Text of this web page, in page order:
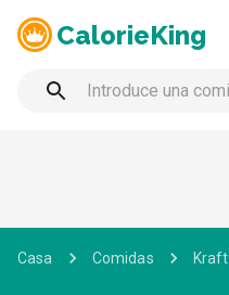
CalorieKing
Casa Comidas Kraft